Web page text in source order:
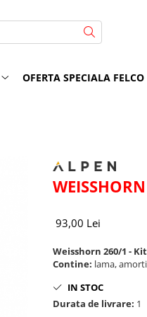
OFERTA SPECIALA FELCO
93,00 Lei
Weisshorn 260/1 -
Contine: lama,
IN STOC
Durata de livrare: 1